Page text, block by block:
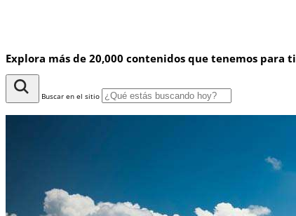
Explora más de 20,000 contenidos que tenemos para ti
Buscar en el sitio